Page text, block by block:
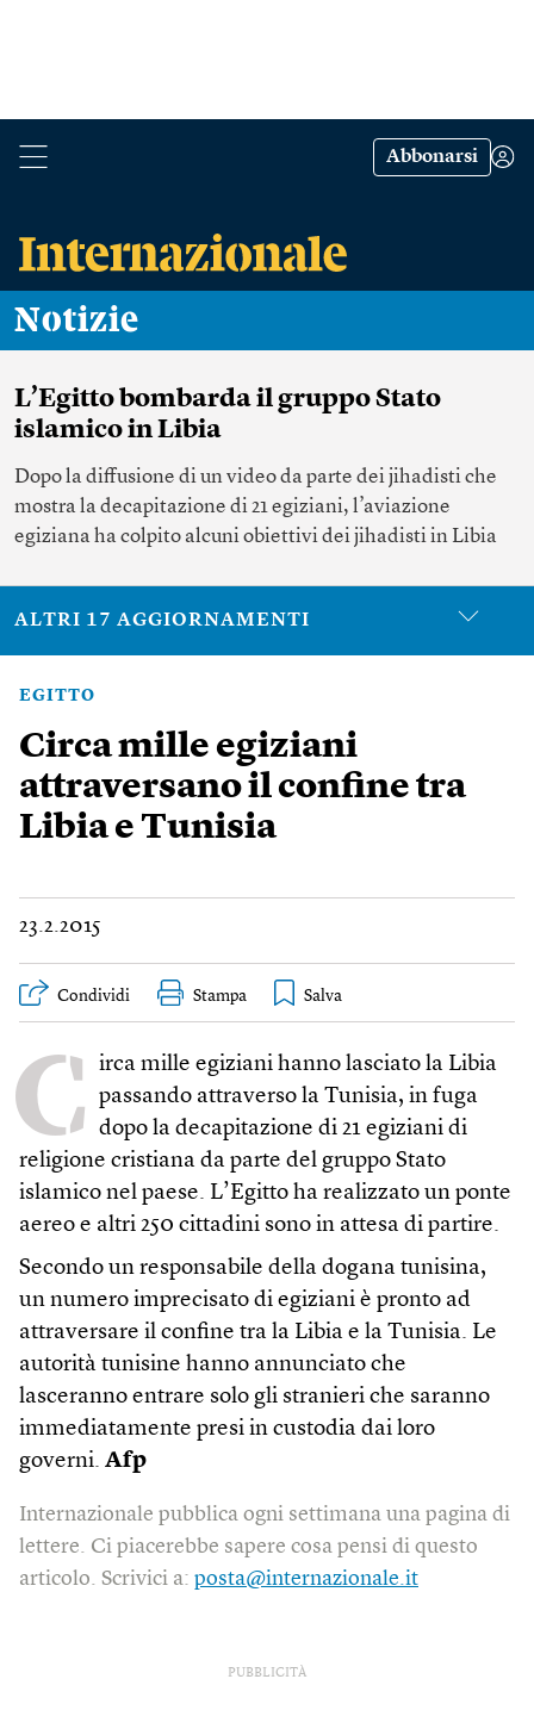
Abbonarsi
Notizie
L’Egitto bombarda il gruppo Stato
islamico in Libia
Dopo la diffusione di un video da parte dei jihadisti che
mostra la decapitazione di 21 egiziani, l’aviazione
egiziana ha colpito alcuni obiettivi dei jihadisti in Libia
ALTRI 17 AGGIORNAMENTI
EGITTO
Circa mille egiziani
attraversano il confine tra
Libia e Tunisia
23.2.2015
Condividi Stampa
C
irca mille egiziani hanno lasciato la Libia
passando attraverso la Tunisia, in fuga
dopo la decapitazione di 21 egiziani di
religione cristiana da parte del gruppo Stato
islamico nel paese. L’Egitto ha realizzato un ponte
aereo e altri 250 cittadini sono in attesa di partire.
Secondo un responsabile della dogana tunisina,
un numero imprecisato di egiziani è pronto ad
attraversare il confine tra la Libia e la Tunisia. Le
autorità tunisine hanno annunciato che
lasceranno entrare solo gli stranieri che saranno
immediatamente presi in custodia dai loro
governi. Afp
Internazionale pubblica ogni settimana una pagina di
lettere. Ci piacerebbe sapere cosa pensi di questo
articolo. Scrivici a: posta@internazionale.it
PUBBLICITÀ